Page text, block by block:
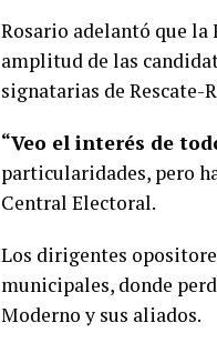
Rosario adelantó que la
amplitud de las
signatarias de Rescate-
“Veo el interés de
particularidades, pero
Central Electoral.
Los dirigentes
municipales, donde
Moderno y sus aliados.